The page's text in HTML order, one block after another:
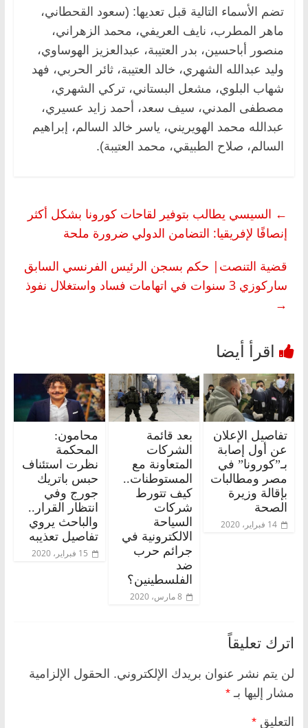
تضم الأسماء التالية قبل تعديها: (سعود القحطاني،
ماهر المطرب، نايف العريفي، محمد الزهراني،
منصور أباحسين، بدر العتيبة، عبدالعزيز الهوساوي،
وليد عبدالله الشهري، خالد العتيبة، ثائر الحربي، فهد
شهاب البلوي، مشعل البستاني، تركي الشهري،
مصطفى المدني، سيف سعد، أحمد زايد عسيري،
عبدالله محمد الهويريني، ياسر خالد السالم، إبراهيم
السالم، صلاح الطبيقي، محمد العتيبة).
← السيسي يطالب بتوفير لقاحات كورونا بشكل أكثر
إنصافًا لإفريقيا: التضامن الدولي ضرورة ملحة
قضية التنصت| حكم بسجن الرئيس الفرنسي السابق
ساركوزي 3 سنوات في اتهامات فساد واستغلال نفوذ
→
تفاصيل الإعلان
عن أول إصابة
بـ”كورونا” في
مصر ومطالبات
بإقالة وزيرة
الصحة
14 فبراير، 2020
بعد قائمة
الشركات
المتعاونة مع
المستوطنات..
كيف تتورط
شركات
السياحة
الالكترونية في
جرائم حرب
ضد
الفلسطينين؟
8 مارس، 2020
محامون:
المحكمة
نظرت استئناف
حبس باتريك
جورج وفي
انتظار القرار..
والباحث يروي
تفاصيل تعذيبه
15 فبراير، 2020
اترك تعليقاً
لن يتم نشر عنوان بريدك الإلكتروني. الحقول الإلزامية
مشار إليها بـ *
التعليق *